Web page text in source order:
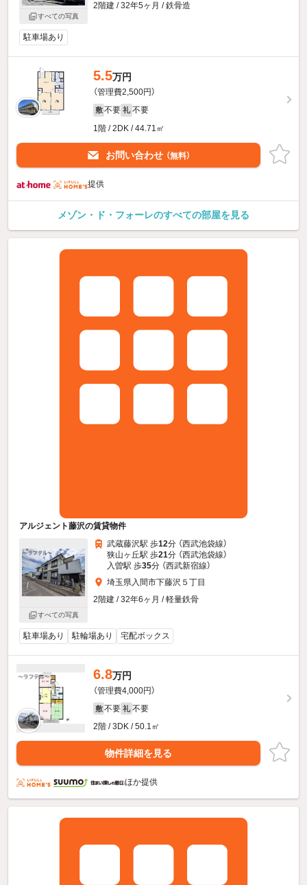
すべての写真
2階建 / 32年5ヶ月 / 鉄骨造
駐車場あり
5.5万円
（管理費2,500円）
敷 不要 礼 不要
1階 / 2DK / 44.71㎡
お問い合わせ （無料）
提供
メゾン・ド・フォーレのすべての部屋を見る
アルジェント藤沢の賃貸物件
すべての写真
武蔵藤沢駅 歩12分 （西武池袋線）
狭山ヶ丘駅 歩21分 （西武池袋線）
入曽駅 歩35分 （西武新宿線）
埼玉県入間市下藤沢５丁目
2階建 / 32年6ヶ月 / 軽量鉄骨
駐車場あり 駐輪場あり 宅配ボックス
6.8万円
（管理費4,000円）
敷 不要 礼 不要
2階 / 3DK / 50.1㎡
物件詳細を見る
ほか提供